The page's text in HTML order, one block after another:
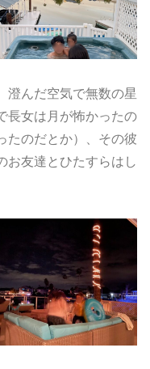
澄んだ空気で無数の星
長女は月が怖かったの
たのだとか）、その彼
お友達とひたすらはし